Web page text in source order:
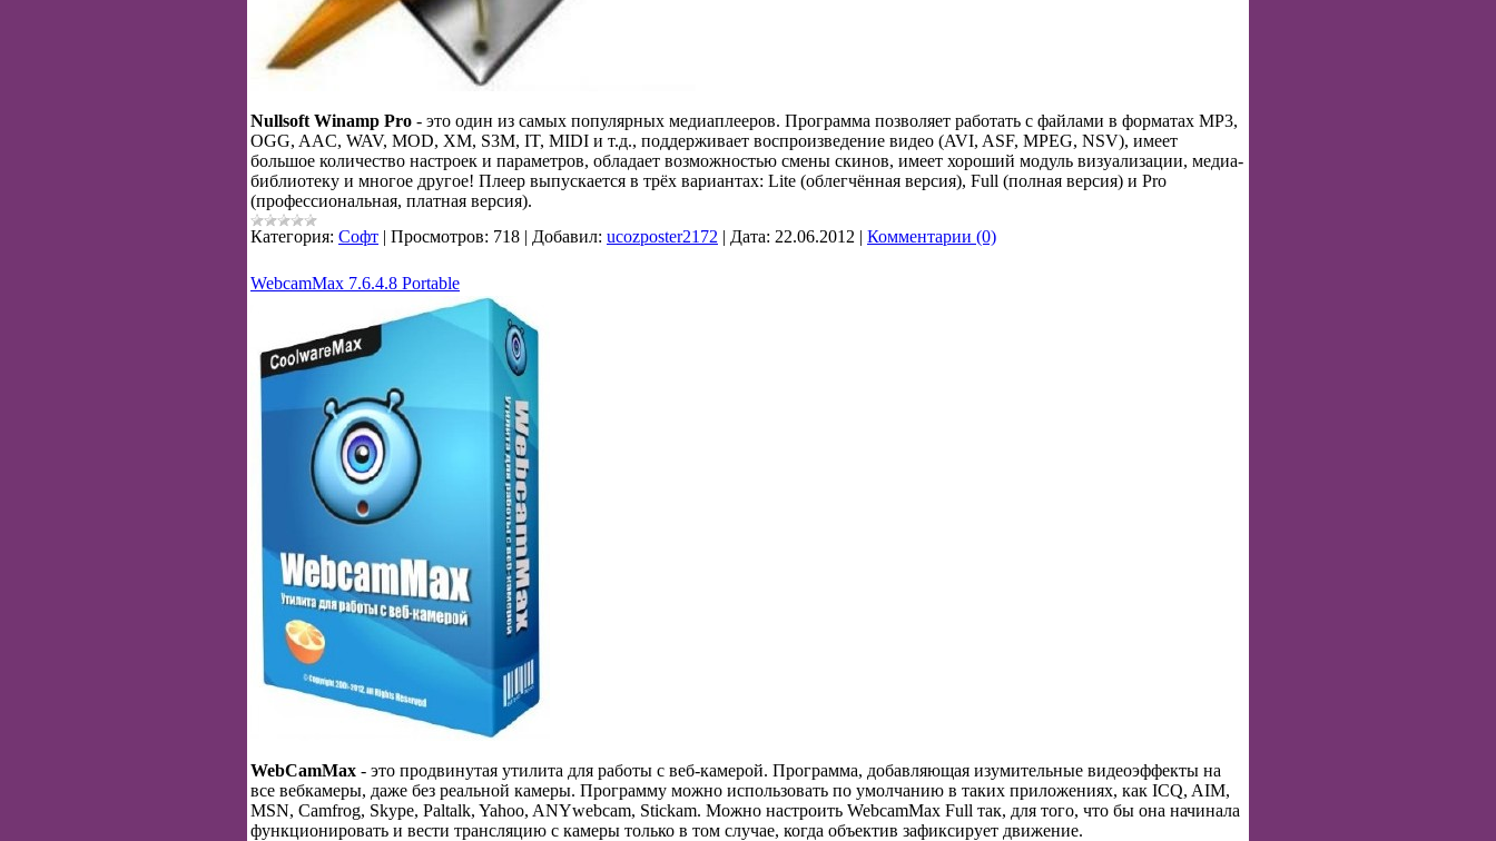
Nullsoft Winamp Pro - это один из самых популярных медиаплееров. Программа позволяет работать с файлами в форматах MP3,
OGG, AAC, WAV, MOD, XM, S3M, IT, MIDI и т.д., поддерживает воспроизведение видео (AVI, ASF, MPEG, NSV), имеет
большое количество настроек и параметров, обладает возможностью смены скинов, имеет хороший модуль визуализации, медиа-
библиотеку и многое другое! Плеер выпускается в трёх вариантах: Lite (облегчённая версия), Full (полная версия) и Pro
(профессиональная, платная версия).
Категория: Софт | Просмотров: 718 | Добавил: ucozposter2172 | Дата: 22.06.2012 | Комментарии (0)
WebcamMax 7.6.4.8 Portable
WebCamMax - это продвинутая утилита для работы с веб-камерой. Программа, добавляющая изумительные видеоэффекты на
все вебкамеры, даже без реальной камеры. Программу можно использовать по умолчанию в таких приложениях, как ICQ, AIM,
MSN, Camfrog, Skype, Paltalk, Yahoo, ANYwebcam, Stickam. Можно настроить WebcamMax Full так, для того, что бы она начинала
функционировать и вести трансляцию с камеры только в том случае, когда объектив зафиксирует движение.